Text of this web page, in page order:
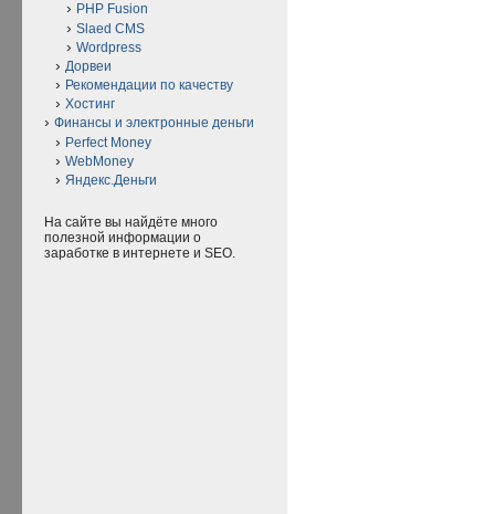
PHP Fusion
Slaed CMS
Wordpress
Дорвеи
Рекомендации по качеству
Хостинг
Финансы и электронные деньги
Perfect Money
WebMoney
Яндекс.Деньги
На сайте вы найдёте много
полезной информации о
заработке в интернете и SEO.